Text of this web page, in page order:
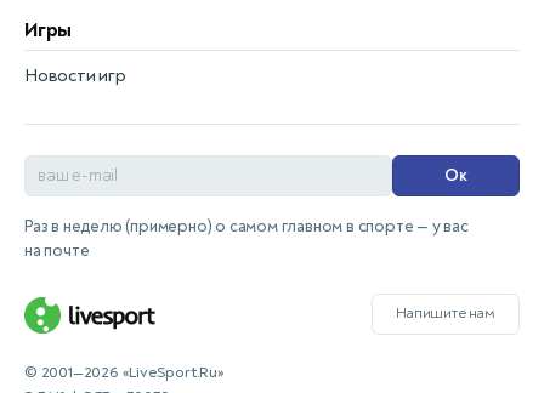
Игры
Новости игр
Ок
Раз в неделю (примерно) о самом главном в спорте — у вас
на почте
Напишите нам
© 2001—2026 «LiveSport.Ru»